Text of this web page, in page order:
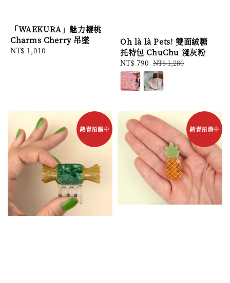
「WAEKURA」魅力櫻桃
Charms Cherry 吊墜
Regular
NT$ 1,010
Oh là là Pets! 雙面絨糖
托特包 ChuChu 淺灰粉
Sale
price
NT$ 790 Regular
price
NT$ 1,280
熱賣預購中 熱賣預購中